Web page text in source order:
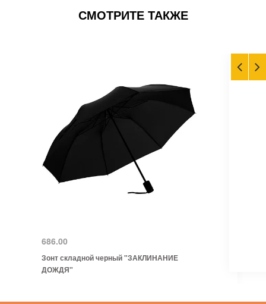
СМОТРИТЕ ТАКЖЕ
686.00
Зонт складной черный "ЗАКЛИНАНИЕ
ДОЖДЯ"